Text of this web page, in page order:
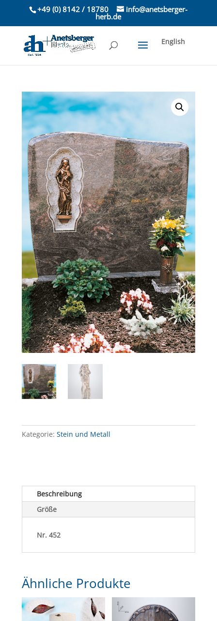
+49 (0) 8142 / 18780 info@anetsberger-
herb.de
English
Kategorie: Stein und Metall
Beschreibung
Größe
Nr. 452
Ähnliche Produkte